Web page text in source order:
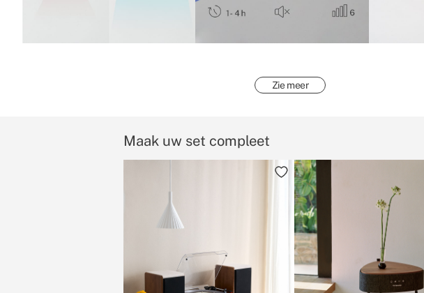
Zie meer
Maak uw set compleet